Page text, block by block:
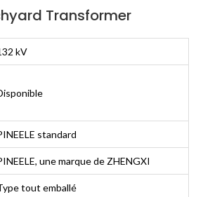
Transformer
kV
standard
une marque de ZHENGXI
tout emballé